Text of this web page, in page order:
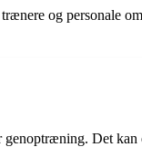
og personale
genoptræning. Det